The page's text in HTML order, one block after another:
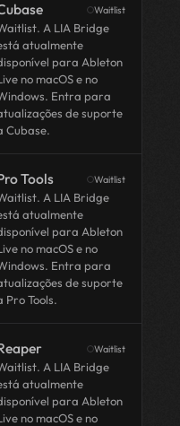
Waitlist
A LIA Bridge
atualmente
para Ableton
no macOS e no
Entra para
de suporte
Cubase.
Tools Waitlist
A LIA Bridge
atualmente
para Ableton
no macOS e no
Entra para
de suporte
Pro Tools.
Waitlist
A LIA Bridge
atualmente
para Ableton
no macOS e no